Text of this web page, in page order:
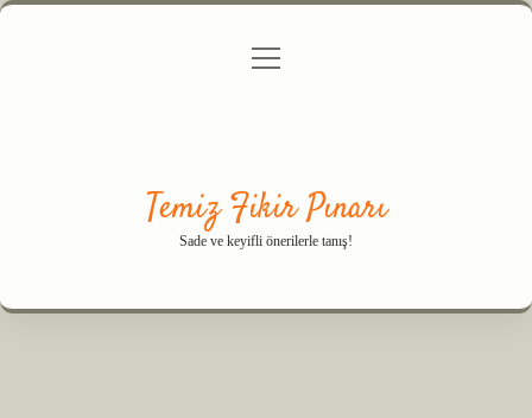
Gizlilik Politikası
menüyü
Temiz Fikir Pınarı
Sade ve keyifli önerilerle tanış!